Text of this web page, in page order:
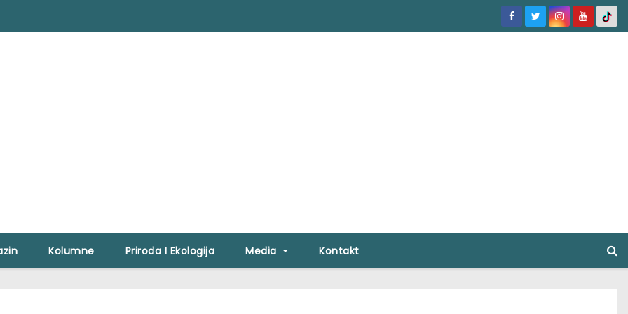
Kolumne Priroda I Ekologija Media Kontakt